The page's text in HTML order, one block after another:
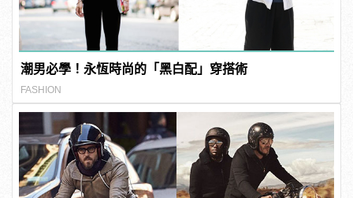
潮男必學！永恆時尚的「黑白配」穿搭術
FASHION